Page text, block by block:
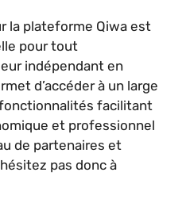
la plateforme Qiwa est
pour tout
indépendant en
d’accéder à un large
facilitant
et professionnel
de partenaires et
pas donc à